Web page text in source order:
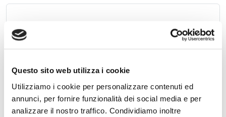
Questo sito web utilizza i cookie
Utilizziamo i cookie per personalizzare contenuti ed
annunci, per fornire funzionalità dei social media e per
analizzare il nostro traffico. Condividiamo inoltre